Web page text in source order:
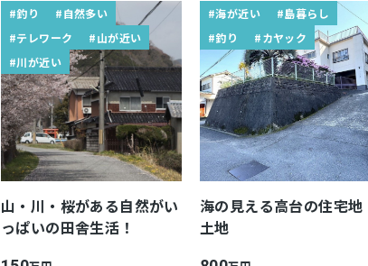
#釣り
#自然多い
#テレワーク
#山が近い
#川が近い
山・川・桜がある自然がい
っぱいの田舎生活！
#海が近い
#島暮らし
#釣り
#カヤック
海の見える高台の住宅地
土地